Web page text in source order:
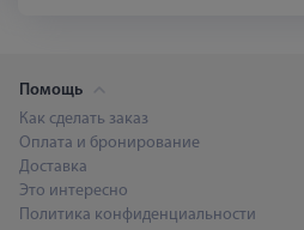
Помощь
Как сделать заказ
Оплата и бронирование
Доставка
Это интересно
Политика конфиденциальности